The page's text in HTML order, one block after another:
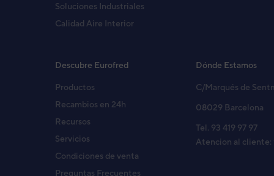
Soluciones Industriales
Calidad Aire Interior
Descubre Eurofred
Productos
Recambios en 24h
Recursos
Servicios
Condiciones de venta
Preguntas Frecuentes
Dónde Estamos
C/Marqués de
08029 Barcelona
Tel. 93 419 97 97
Atencion al cliente: